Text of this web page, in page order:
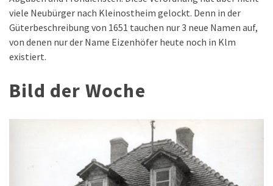
viele Neubürger nach Kleinostheim gelockt. Denn in der
Güterbeschreibung von 1651 tauchen nur 3 neue Namen auf,
von denen nur der Name Eizenhöfer heute noch in Klm
existiert.
Bild der Woche